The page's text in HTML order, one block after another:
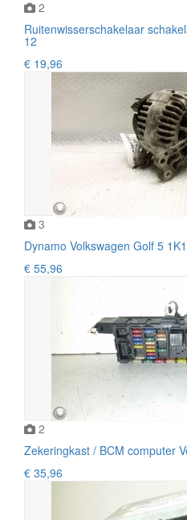
2
Ruitenwisserschakelaar
12
€ 19,96
3
Dynamo Volkswagen Golf 5
€ 55,96
2
Zekeringkast / BCM computer
€ 35,96